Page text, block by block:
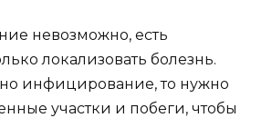
невозможно, есть
локализовать болезнь.
инфицирование, то нужно
участки и побеги, чтобы